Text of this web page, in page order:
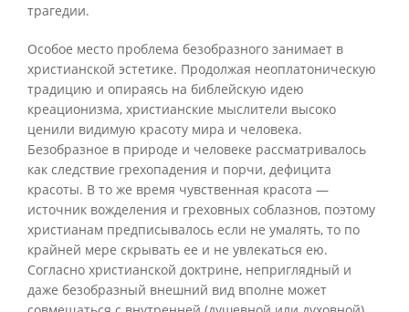
трагедии.
Особое место проблема безобразного занимает в
христианской эстетике. Продолжая неоплатоническую
традицию и опираясь на библейскую идею
креационизма, христианские мыслители высоко
ценили видимую красоту мира и человека.
Безобразное в природе и человеке рассматривалось
как следствие грехопадения и порчи, дефицита
красоты. В то же время чувственная красота —
источник вожделения и греховных соблазнов, поэтому
христианам предписывалось если не умалять, то по
крайней мере скрывать ее и не увлекаться ею.
Согласно христианской доктрине, неприглядный и
даже безобразный внешний вид вполне может